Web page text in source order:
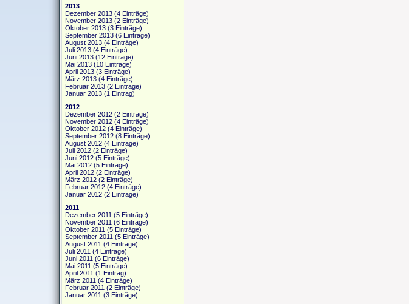
2013
Dezember 2013 (4 Einträge)
November 2013 (2 Einträge)
Oktober 2013 (3 Einträge)
September 2013 (6 Einträge)
August 2013 (4 Einträge)
Juli 2013 (4 Einträge)
Juni 2013 (12 Einträge)
Mai 2013 (10 Einträge)
April 2013 (3 Einträge)
März 2013 (4 Einträge)
Februar 2013 (2 Einträge)
Januar 2013 (1 Eintrag)
2012
Dezember 2012 (2 Einträge)
November 2012 (4 Einträge)
Oktober 2012 (4 Einträge)
September 2012 (8 Einträge)
August 2012 (4 Einträge)
Juli 2012 (2 Einträge)
Juni 2012 (5 Einträge)
Mai 2012 (5 Einträge)
April 2012 (2 Einträge)
März 2012 (2 Einträge)
Februar 2012 (4 Einträge)
Januar 2012 (2 Einträge)
2011
Dezember 2011 (5 Einträge)
November 2011 (6 Einträge)
Oktober 2011 (5 Einträge)
September 2011 (5 Einträge)
August 2011 (4 Einträge)
Juli 2011 (4 Einträge)
Juni 2011 (6 Einträge)
Mai 2011 (5 Einträge)
April 2011 (1 Eintrag)
März 2011 (4 Einträge)
Februar 2011 (2 Einträge)
Januar 2011 (3 Einträge)